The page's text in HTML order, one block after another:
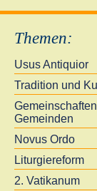
Themen:
Usus Antiquior
Tradition und
Gemeinden
Novus Ordo
Liturgiereform
2. Vatikanum